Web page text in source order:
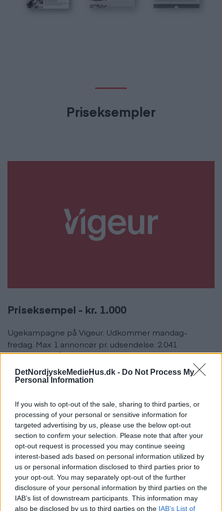
DetNordjyskeMedieHus.dk - Do Not Process My
Personal Information
If you wish to opt-out of the sale, sharing to third parties, or
processing of your personal or sensitive information for
targeted advertising by us, please use the below opt-out
section to confirm your selection. Please note that after your
opt-out request is processed you may continue seeing
interest-based ads based on personal information utilized by
us or personal information disclosed to third parties prior to
your opt-out. You may separately opt-out of the further
disclosure of your personal information by third parties on the
IAB’s list of downstream participants. This information may
also be disclosed by us to third parties on the IAB’s List of
Priseksempler
Priseksempel - kr. 1.000
Ugekampagne på Vigeur. Udkommer mandag-
fredag. Max 1 annoncør pr. udsendelse. 2.041
permissions. Åbningsrate på 36%